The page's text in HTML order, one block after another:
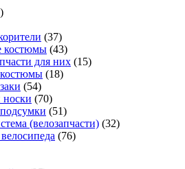
(37)
костюмы (43)
для них (15)
(18)
(54)
носки (70)
(51)
(велозапчасти) (32)
(76)